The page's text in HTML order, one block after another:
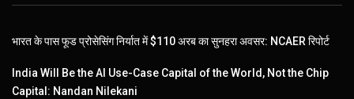
भारत के पास फूड प्रोसेसिंग निर्यात में $110 अरब का सुनहरा अवसर: NCAER रिपोर्ट
India Will Be the AI Use-Case Capital of the World, Not the Chip
Capital: Nandan Nilekani